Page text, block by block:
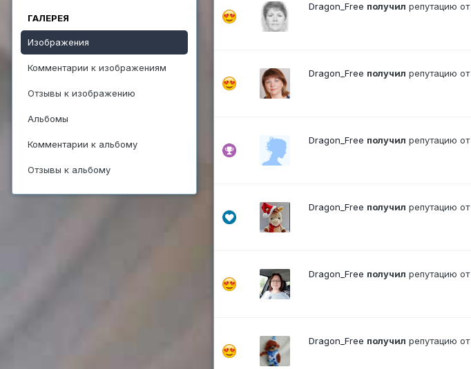
ГАЛЕРЕЯ
Изображения
Комментарии к изображениям
Отзывы к изображению
Альбомы
Комментарии к альбому
Отзывы к альбому
Dragon_Free получил репутацию от
Dragon_Free получил репутацию от
Dragon_Free получил репутацию от
Dragon_Free получил репутацию от
Dragon_Free получил репутацию от
Dragon_Free получил репутацию от